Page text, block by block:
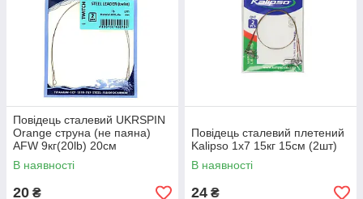
Повідець сталевий UKRSPIN
Orange струна (не паяна)
AFW 9кг(20lb) 20см
(діам.0.3мм) (д/твічингу, 2 шт/
уп) S23020
В наявності
20 ₴
Повідець сталевий плетений
Kalipso 1x7 15кг 15см (2шт)
В наявності
24 ₴